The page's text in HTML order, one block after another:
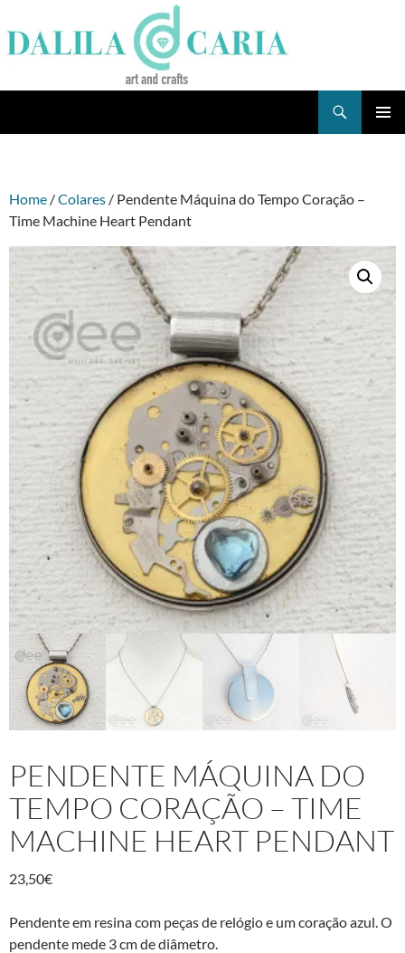
to
content
Home /Colares / Pendente Máquina do Tempo Coração –
Time Machine Heart Pendant
PENDENTE MÁQUINA DO
TEMPO CORAÇÃO – TIME
MACHINE HEART PENDANT
23,50€
Pendente em resina com peças de relógio e um coração azul. O
pendente mede 3 cm de diâmetro.